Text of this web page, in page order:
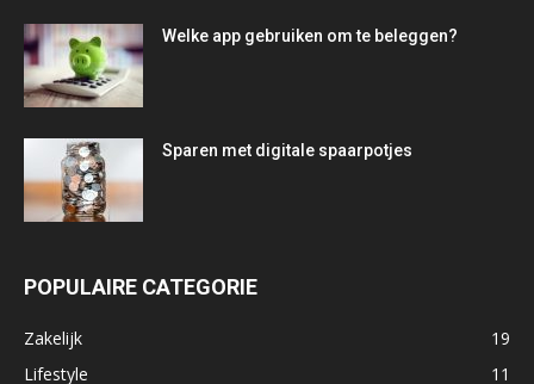
Welke app gebruiken om te beleggen?
Sparen met digitale spaarpotjes
POPULAIRE CATEGORIE
Zakelijk
19
Lifestyle
11